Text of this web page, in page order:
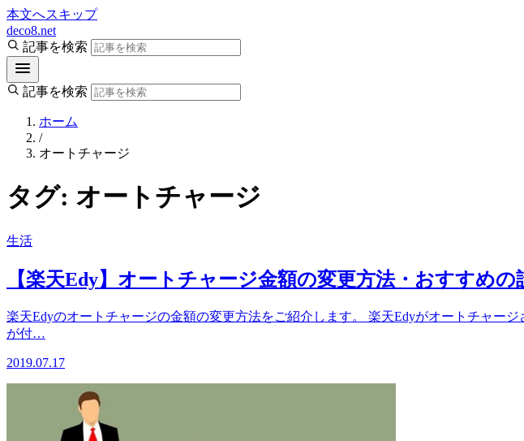
本文へスキップ
deco8.net
記事を検索
記事を検索
ホーム
/
オートチャージ
タグ: オートチャージ
生活
【楽天Edy】オートチャージ金額の変更方法・おすすめの
楽天Edyのオートチャージの金額の変更方法をご紹介します。 楽天Edyがオートチャー
が付…
2019.07.17